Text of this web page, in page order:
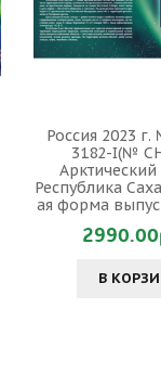
Россия 2023
3182-I(№
Арктический
Республика
ая форма
В